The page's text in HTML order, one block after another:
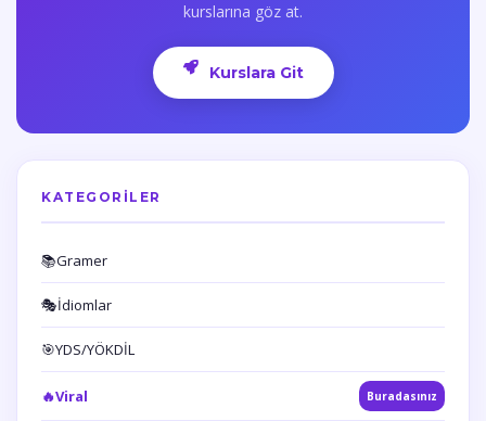
kurslarına göz at.
Kurslara Git
KATEGORILER
📚Gramer
🎭İdiomlar
🎯YDS/YÖKDİL
🔥Viral Buradasınız